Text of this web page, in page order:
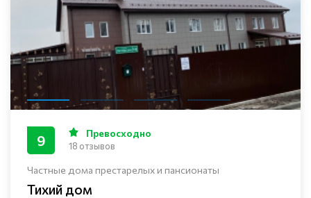
Частные дома престарелых и пансионаты
Тихий дом
9 Превосходно
18 отзывов